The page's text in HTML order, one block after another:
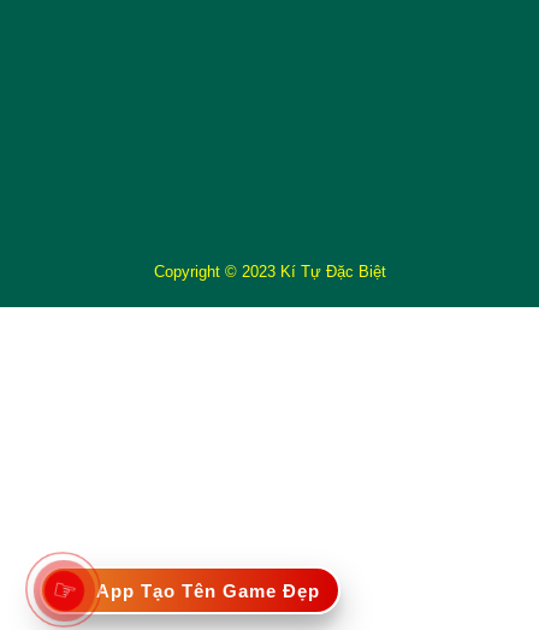
Copyright © 2023 Kí Tự Đặc Biệt
☞ App Tạo Tên Game Đẹp